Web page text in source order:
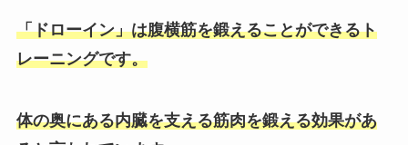
「ドローイン」は腹横筋を鍛えることができるト
レーニングです。
体の奥にある内臓を支える筋肉を鍛える効果があ